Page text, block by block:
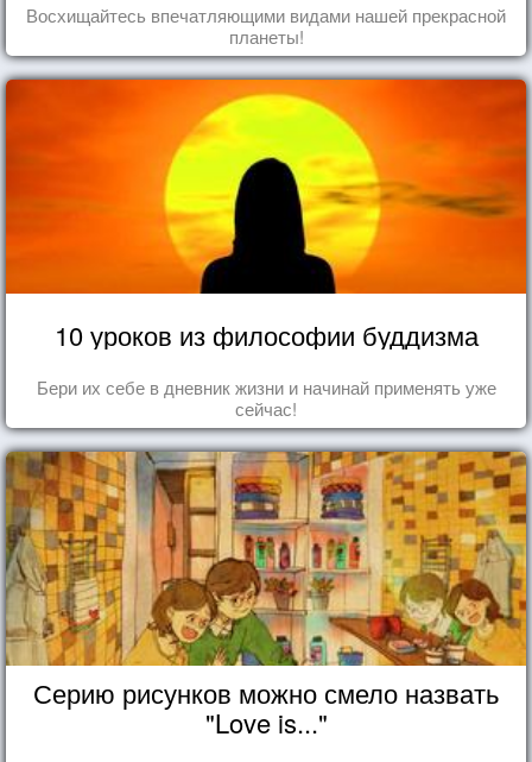
Восхищайтесь впечатляющими видами нашей прекрасной
планеты!
10 уроков из философии буддизма
Бери их себе в дневник жизни и начинай применять уже
сейчас!
Серию рисунков можно смело назвать
"Love is..."